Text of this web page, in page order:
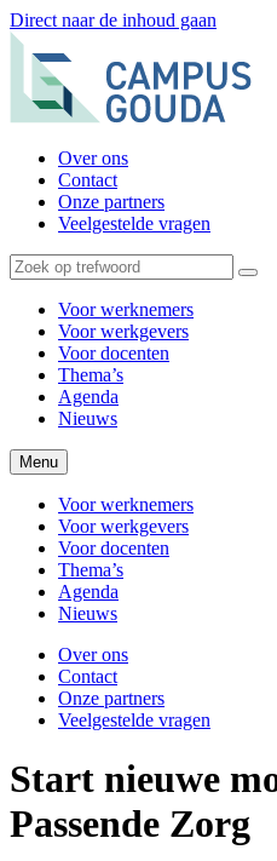
Direct naar de inhoud gaan
Over ons
Contact
Onze partners
Veelgestelde vragen
Voor werknemers
Voor werkgevers
Voor docenten
Thema’s
Agenda
Nieuws
Menu
Voor werknemers
Voor werkgevers
Voor docenten
Thema’s
Agenda
Nieuws
Over ons
Contact
Onze partners
Veelgestelde vragen
Start nieuwe
Passende Zorg